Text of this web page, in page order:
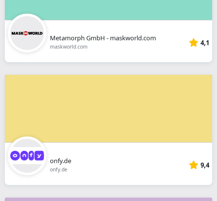
Metamorph GmbH - maskworld.com
maskworld.com 4,1
onfy.de
onfy.de 9,4